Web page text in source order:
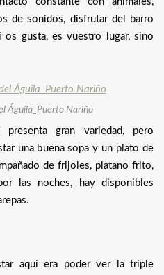
de sonidos, disfrutar del barro
gusta, es vuestro lugar, sino
Águila_Puerto Nariño
gran variedad, pero
una buena sopa y un plato de
de frijoles, platano frito,
las noches, hay disponibles
aquí era poder ver la triple